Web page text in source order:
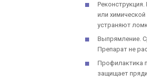
или
устраняют
Выпрямление.
Препарат не
Профилактика
защищает